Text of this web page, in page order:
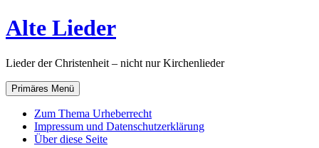
Zum
Inhalt
Alte Lieder
Lieder der Christenheit – nicht nur Kirchenlieder
Primäres Menü
Zum Thema Urheberrecht
Impressum und Datenschutzerklärung
Über diese Seite